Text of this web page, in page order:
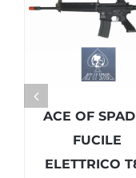
ACE OF
FUCILE
ELETTRICO